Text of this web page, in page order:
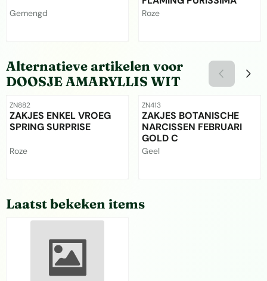
Merk:
Gemengd Merk:
Roze
Alternatieve artikelen voor
DOOSJE AMARYLLIS WIT
Artikelnummer
ZN882
ZAKJES ENKEL VROEG
SPRING SURPRISE
Merk:
Roze
Artikelnummer
ZN413
ZAKJES BOTANISCHE
NARCISSEN FEBRUARI
GOLD C
Merk:
Geel
Laatst bekeken items